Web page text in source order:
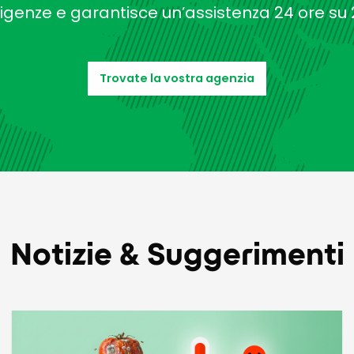
e garantisce un’assistenza 24 ore su
Trovate la vostra agenzia
Notizie & Suggerimenti